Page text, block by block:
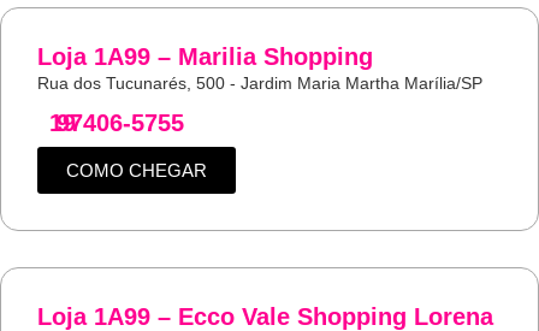
Loja 1A99 – Marilia Shopping
Rua dos Tucunarés, 500 - Jardim Maria Martha Marília/SP
19
97406-5755
COMO CHEGAR
Loja 1A99 – Ecco Vale Shopping Lorena